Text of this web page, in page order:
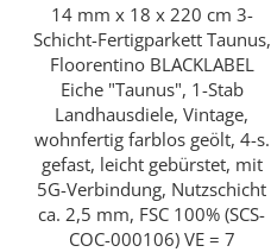
Schnellkauf
14 mm x 18 x 220 cm 3-
Schicht-Fertigparkett Taunus,
Floorentino BLACKLABEL
Eiche "Taunus", 1-Stab
Landhausdiele, Vintage,
wohnfertig farblos geölt, 4-s.
gefast, leicht gebürstet, mit
5G-Verbindung, Nutzschicht
ca. 2,5 mm, FSC 100% (SCS-
COC-000106) VE = 7